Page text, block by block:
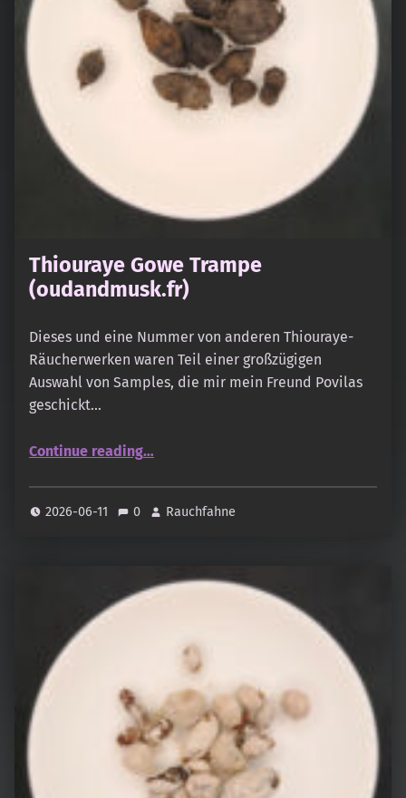
Thiouraye Gowe Trampe
(oudandmusk.fr)
Dieses und eine Nummer von anderen Thiouraye-
Räucherwerken waren Teil einer großzügigen
Auswahl von Samples, die mir mein Freund Povilas
geschickt…
Continue reading…
2026-06-11 0 Rauchfahne